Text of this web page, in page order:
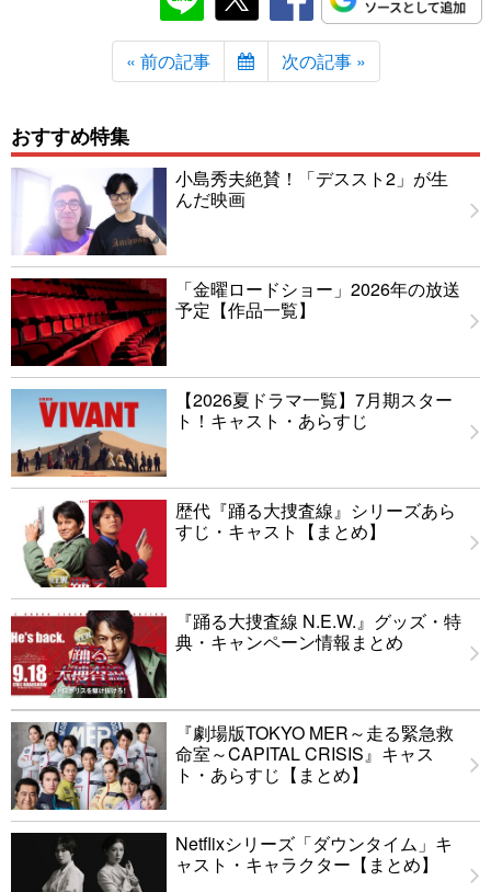
« 前の記事 次の記事 »
おすすめ特集
小島秀夫絶賛！「デススト2」が生
んだ映画
「金曜ロードショー」2026年の放送
予定【作品一覧】
【2026夏ドラマ一覧】7月期スター
ト！キャスト・あらすじ
歴代『踊る大捜査線』シリーズあら
すじ・キャスト【まとめ】
『踊る大捜査線 N.E.W.』グッズ・特
典・キャンペーン情報まとめ
『劇場版TOKYO MER～走る緊急救
命室～CAPITAL CRISIS』キャス
ト・あらすじ【まとめ】
Netflixシリーズ「ダウンタイム」キ
ャスト・キャラクター【まとめ】